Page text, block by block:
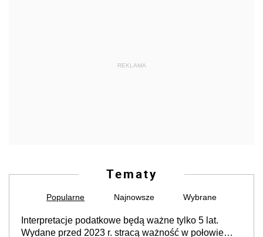
REKLAMA
Tematy
Popularne Najnowsze Wybrane
Interpretacje podatkowe będą ważne tylko 5 lat.
Wydane przed 2023 r. stracą ważność w połowie